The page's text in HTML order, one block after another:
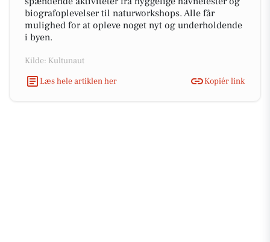
biografoplevelser til naturworkshops. Alle får
mulighed for at opleve noget nyt og underholdende
i byen.
Kilde: Kultunaut
Læs hele artiklen her
Kopiér link